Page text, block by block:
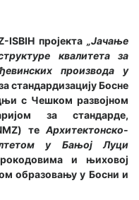
ISBIH пројекта „Јачање
квалитета за
производа у
стандардизацију Босне
с Чешком развојном
за стандарде,
те Архитектонско-
у Бањој Луци
и њиховој
образовању у Босни и